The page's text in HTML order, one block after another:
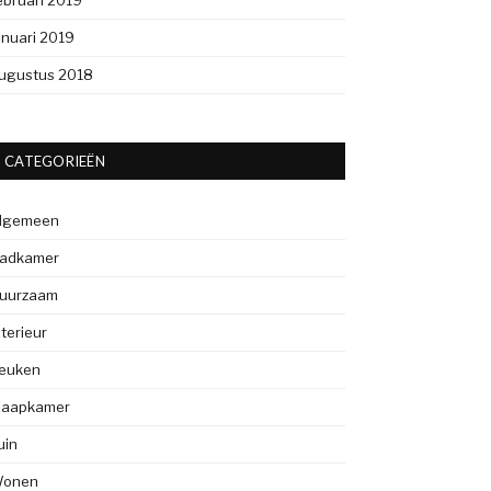
2019
2018
CATEGORIEËN